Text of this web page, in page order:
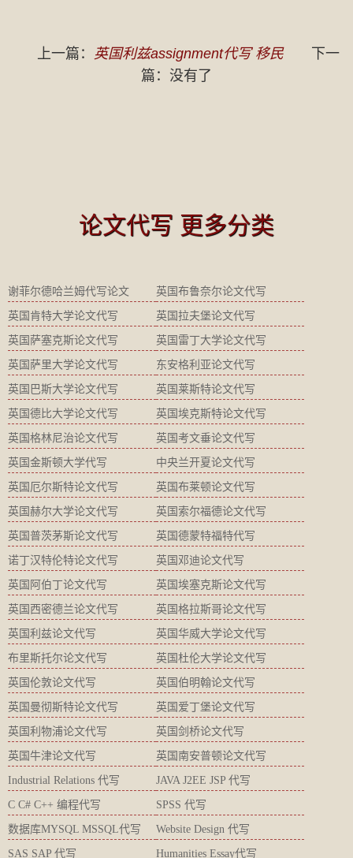
上一篇： 英国利兹assignment代写 移民
下一
篇：没有了
论文代写 更多分类
谢菲尔德哈兰姆代写论文 英国布鲁奈尔论文代写
英国肯特大学论文代写 英国拉夫堡论文代写
英国萨塞克斯论文代写 英国雷丁大学论文代写
英国萨里大学论文代写 东安格利亚论文代写
英国巴斯大学论文代写 英国莱斯特论文代写
英国德比大学论文代写 英国埃克斯特论文代写
英国格林尼治论文代写 英国考文垂论文代写
英国金斯顿大学代写 中央兰开夏论文代写
英国厄尔斯特论文代写 英国布莱顿论文代写
英国赫尔大学论文代写 英国索尔福德论文代写
英国普茨茅斯论文代写 英国德蒙特福特代写
诺丁汉特伦特论文代写 英国邓迪论文代写
英国阿伯丁论文代写 英国埃塞克斯论文代写
英国西密德兰论文代写 英国格拉斯哥论文代写
英国利兹论文代写 英国华威大学论文代写
布里斯托尔论文代写 英国杜伦大学论文代写
英国伦敦论文代写 英国伯明翰论文代写
英国曼彻斯特论文代写 英国爱丁堡论文代写
英国利物浦论文代写 英国剑桥论文代写
英国牛津论文代写 英国南安普顿论文代写
Industrial Relations 代写 JAVA J2EE JSP 代写
C C# C++ 编程代写 SPSS 代写
数据库MYSQL MSSQL代写 Website Design 代写
SAS SAP 代写 Humanities Essay代写